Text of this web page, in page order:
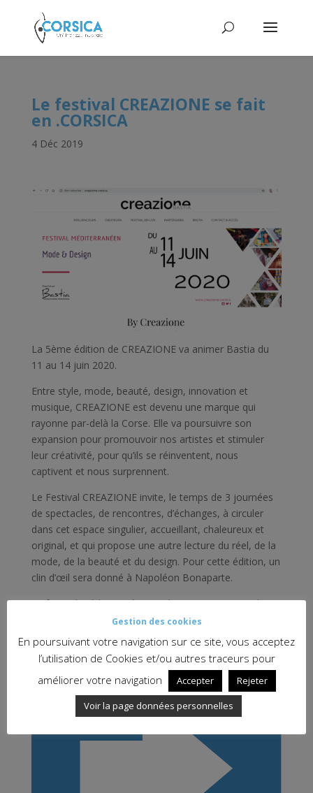
Le festival CREAZIONE se fait
en .CORSICA
4 Déc 2019
La 5ème édition de CREAZIONE va animer Bastia du
11 au 14 juin 2020.
Entre style, mode, beauté, design, innovation et
musique, CREAZIONE est devenu une marque qui
rayonne par-delà la Corse. Elle va poursuivre son
expansion pour promouvoir nos artistes et stimuler
leur créativité, pour qu’ils se réinventent, nous
captivent et nous surprennent.
Le Festival CREAZIONE invite, le temps de 3 journées
de spectacles, de rencontres, d’échanges, à circuler
dans cet espace singulier, accueillant, chaleureux et
original, et qui propose une autre lecture du réel, de la
mode, de la beauté et du design. Pour cette édition, un
clin d’œil sera donné à Napoléon Bonaparte.
Le festival Méditerranéen Mode & Design se tiendra
du 11 au 14 juin 2020 à Bastia. Tous les détails sur leur
site en .CORSICA évidemment:
Gestion des cookies
En poursuivant votre navigation sur ce site, vous acceptez
l’utilisation de Cookies et/ou autres traceurs pour
améliorer votre navigation
Accepter
Rejeter
Voir la page données personnelles